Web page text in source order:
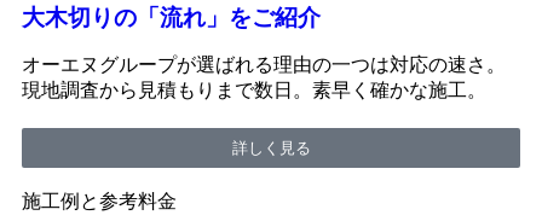
大木切りの「流れ」をご紹介
オーエヌグループが選ばれる理由の一つは対応の速さ。
現地調査から見積もりまで数日。素早く確かな施工。
詳しく見る
施工例と参考料金